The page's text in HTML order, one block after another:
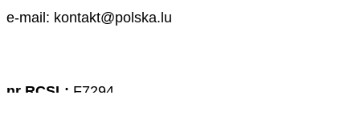
e-mail: kontakt@polska.lu
nr RCSL: F7294